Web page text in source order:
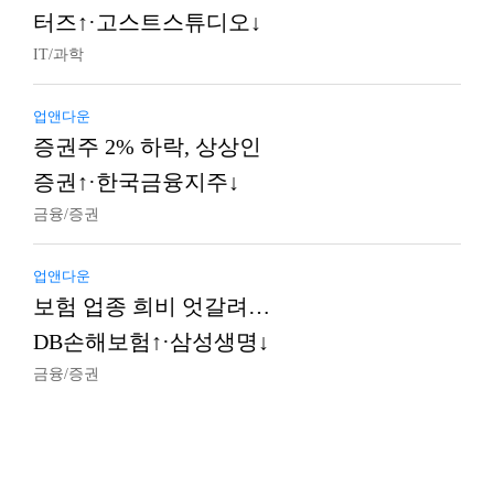
터즈↑·고스트스튜디오↓
IT/과학
업앤다운
증권주 2% 하락, 상상인
증권↑·한국금융지주↓
금융/증권
업앤다운
보험 업종 희비 엇갈려…
DB손해보험↑·삼성생명↓
금융/증권